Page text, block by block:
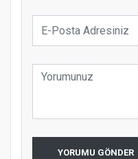
YORUMU GÖNDER